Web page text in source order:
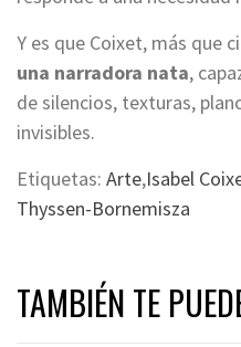
Y es que Coixet, más que
una narradora nata,
de silencios, texturas,
invisibles.
Etiquetas: Arte,Isabel
Thyssen-Bornemisza
TAMBIÉN TE